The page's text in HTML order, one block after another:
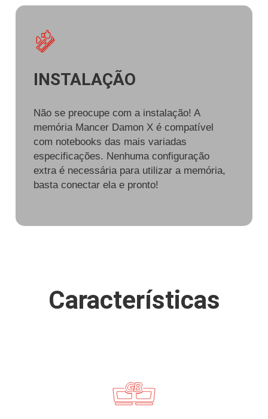
INSTALAÇÃO
Não se preocupe com a instalação! A
memória Mancer Damon X é compatível
com notebooks das mais variadas
especificações. Nenhuma configuração
extra é necessária para utilizar a memória,
basta conectar ela e pronto!
Características